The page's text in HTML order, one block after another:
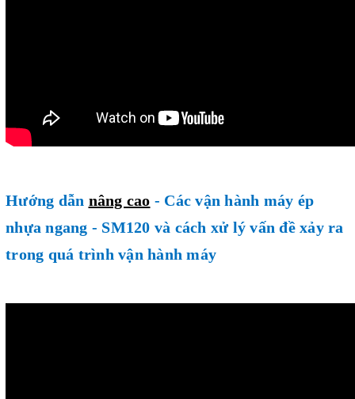
Hướng dẫn nâng cao - Các vận hành máy ép
nhựa ngang - SM120 và cách xử lý vấn đề xảy ra
trong quá trình vận hành máy